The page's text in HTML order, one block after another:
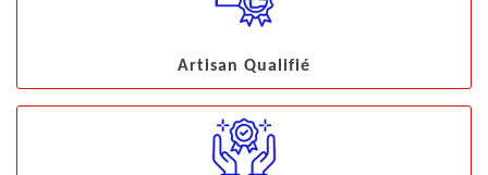
Artisan Qualifié